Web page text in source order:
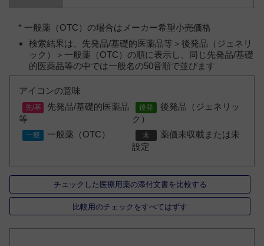
* 一般薬（OTC）の場合はメーカー希望小売価格
検索結果は、先発品/基礎的医薬品等＞後発品（ジェネリ
ック）＞一般薬（OTC）の順に表示し、同じ先発品/基礎
的医薬品等の中では一般名の50音順で並びます
アイコンの意味
先発品/基礎的医薬品
等
後発品（ジェネリッ
ク）
一般薬（OTC）
薬価未収載または未
設定
チェックした医療用薬の添付文書を比較する
比較用のチェックをすべてはずす